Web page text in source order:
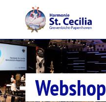
Webshop